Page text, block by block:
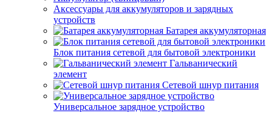
Аксессуары для аккумуляторов и зарядных
устройств
Батарея аккумуляторная
Блок питания сетевой для бытовой электроники
Гальванический
элемент
Сетевой шнур питания
Универсальное зарядное устройство